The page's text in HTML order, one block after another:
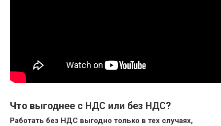
Что выгоднее с НДС или без НДС?
Работать без НДС выгодно только в тех случаях,